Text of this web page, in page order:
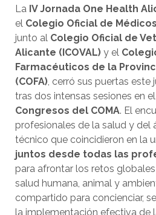
La IV Jornada One Health
el Colegio Oficial de
junto al Colegio Oficial de
Alicante (ICOVAL) y el
Farmacéuticos de la
(COFA), cerró sus puertas este
tras dos intensas sesiones en el
Congresos del COMA. El
profesionales de la salud y del
técnico que coincidieron en la
juntos desde todas las
para afrontar los retos
salud humana, animal y
compartido para concienciar,
la implementación efectiva de